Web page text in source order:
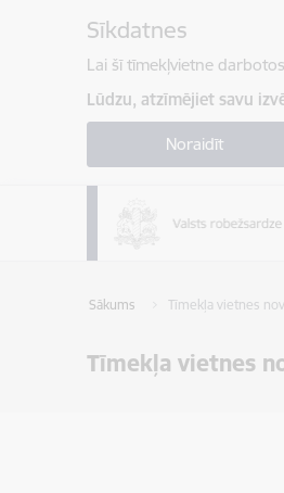
Sīkdatnes
Lai šī tīmekļvietne
Lūdzu, atzīmējiet savu
Noraidīt
Sākums Tīmekļa vietnes
Tīmekļa vietnes